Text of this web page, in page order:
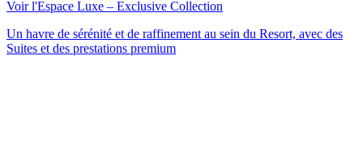
Voir l'Espace Luxe – Exclusive Collection
Un havre de sérénité et de raffinement au sein du Resort, avec des
Suites et des prestations premium